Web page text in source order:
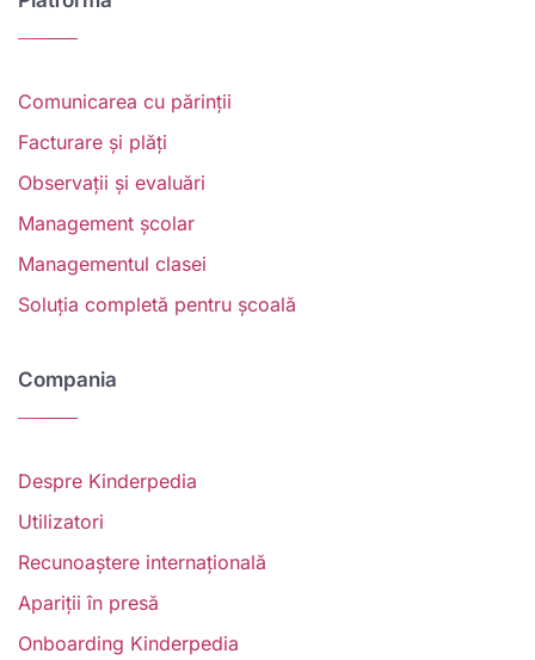
Comunicarea cu părinții
Facturare și plăți
Observații și evaluări
Management școlar
Managementul clasei
Soluția completă pentru școală
Compania
Despre Kinderpedia
Utilizatori
Recunoaștere internațională
Apariții în presă
Onboarding Kinderpedia